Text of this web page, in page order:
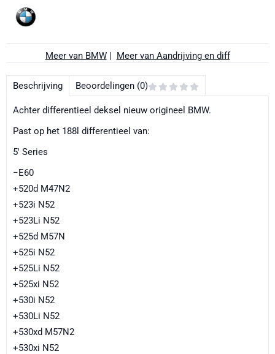
Meer van BMW| Meer van Aandrijving en diff
Beschrijving Beoordelingen (0)
Achter differentieel deksel nieuw origineel BMW.
Past op het 188l differentieel van:
5' Series
−E60
+520d M47N2
+523i N52
+523Li N52
+525d M57N
+525i N52
+525Li N52
+525xi N52
+530i N52
+530Li N52
+530xd M57N2
+530xi N52